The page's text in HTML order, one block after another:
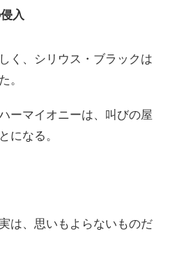
入
く、シリウス・ブラックは
。
ーマイオニーは、叫びの屋
になる。
は、思いもよらないものだ